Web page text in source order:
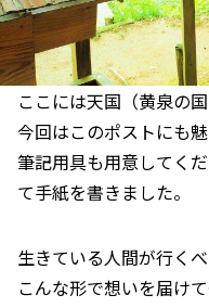
ここには天国（黄泉の
今回はこのポストにも
筆記用具も用意してく
て手紙を書きました。
生きている人間が行く
こんな形で想いを届け